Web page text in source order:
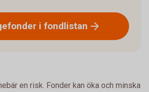
i fondlistan
en risk. Fonder kan öka och minska